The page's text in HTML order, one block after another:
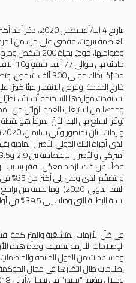
بتاريخ 4 آب/أغسطس
العاصمةَ بيروت، فقضى على جزء من
مشرّدًا بذلك حوالى
خارج الخدمة. وفرض الانفجار عبئًا كبيرًا
استنفدت مواردها الشحيحة أساسًا،
وحدها من استيعاب العدد الهائل من
أميركي والأضرار الاقتصادية بين 2.9 و3.5 مليارات دولار أميركي.
فضلًا عن ذلك، ازداد معدّل الفقر بسبب
النقد الدولي، 2020)، وما
نسبة البطالة التي وصلت إلى 39.5% في أواخر العام 2020.
في ظلّ الأزمات المتشعّبة والمتراكمة،
الإصلاحات اللازمة لتخفيف وطأة هذه
ومساعدات من الدول المانحة والمنظماتٍ
إصلاحات طال انتظارها في مجال